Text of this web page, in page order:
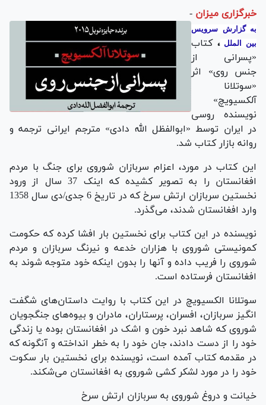
خبرگزاری میزان -
به گزارش سرویس
بین الملل، کتاب
«پسرانی از
جنس روی» اثر
«سوتلانا
آلکسیویچ»
نویسنده روسی
در ایران توسط «ابوالفظل الله دادی» مترجم ایرانی ترجمه و
روانه بازار کتاب شد.
این کتاب در مورد، اعزام سربازان شوروی برای جنگ با مردم
افغانستان را به تصویر کشیده که اینک 37 سال از ورود
نخستین سربازان ارتش سرخ که در تاریخ 6 جدی/دی سال 1358
وارد افغانستان شدند، می‌گذرد.
نویسنده در این کتاب برای نخستین بار افشا کرده که حکومت
کمونیستی شوروی با هزاران خدعه و نیرنگ سربازان و مردم
شوروی را فریب داده و آنها را بدون اینکه خود متوجه شوند به
افغانستان فرستاده است.
سوتلانا الکسیویچ در این کتاب با روایت داستان‌های شگفت
انگیز سربازان، افسران، پرستاران، مادران و بیوه‌های جنگجویان
شوروی که شاهد نبرد خون و اشک در افغانستان بوده یا زندگی
خود را از دست دادند، جان خود را به خطر انداخته و آنگونه که
در مقدمه کتاب آمده است، نویسنده برای نخستین بار سکوت
خود را در مورد لشکر کشی شوروی به افغانستان می‌شکند.
خیانت و دروغ شوروی به سربازان ارتش سرخ